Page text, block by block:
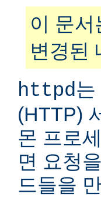
이 문
변경된
httpd
(HTTP)
몬 프로
면 요청
드들을